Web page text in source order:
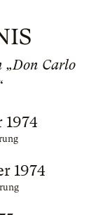
„Don Carlo
1974